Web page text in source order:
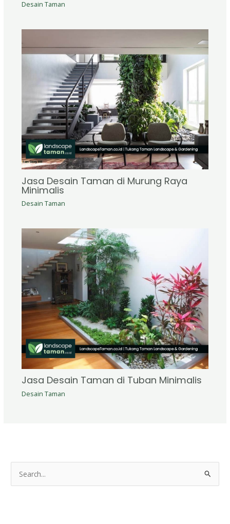
Desain Taman
Jasa Desain Taman di Murung Raya
Minimalis
Desain Taman
Jasa Desain Taman di Tuban Minimalis
Desain Taman
e